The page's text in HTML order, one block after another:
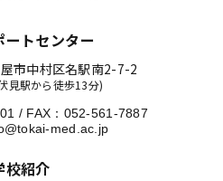
ートセンター
市中村区名駅南2-7-2
見駅から徒歩13分)
/ FAX：052-561-7887
med.ac.jp
校紹介